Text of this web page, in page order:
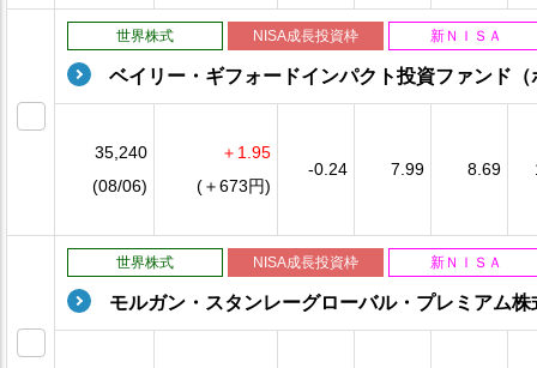
世界株式 NISA成長投資枠 新ＮＩＳＡ
ベイリー・ギフォードインパクト投資ファンド
35,240
(08/06)
＋1.95
(＋673円)
-0.24 7.99 8.69
世界株式 NISA成長投資枠 新ＮＩＳＡ
モルガン・スタンレーグローバル・プレミアム